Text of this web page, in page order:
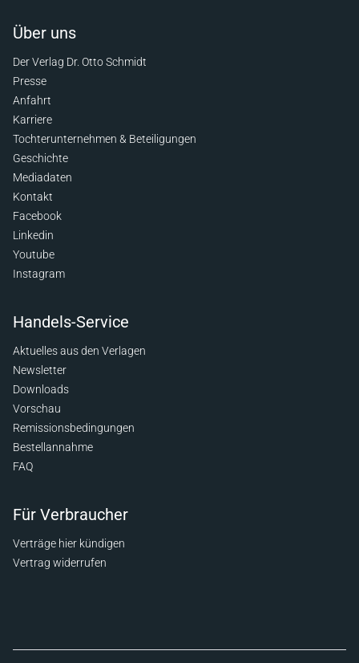
Über uns
Der Verlag Dr. Otto Schmidt
Presse
Anfahrt
Karriere
Tochterunternehmen & Beteiligungen
Geschichte
Mediadaten
Kontakt
Facebook
Linkedin
Youtube
Instagram
Handels-Service
Aktuelles aus den Verlagen
Newsletter
Downloads
Vorschau
Remissionsbedingungen
Bestellannahme
FAQ
Für Verbraucher
Verträge hier kündigen
Vertrag widerrufen